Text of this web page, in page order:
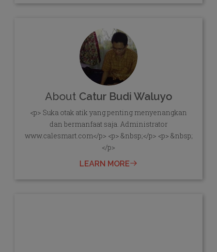
About Catur Budi Waluyo
<p> Suka otak atik yang penting menyenangkan
dan bermanfaat saja. Administrator
www.calesmart.com</p> <p> &nbsp;</p> <p> &nbsp;
</p>
LEARN MORE